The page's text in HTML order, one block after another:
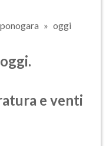
oggi
e venti